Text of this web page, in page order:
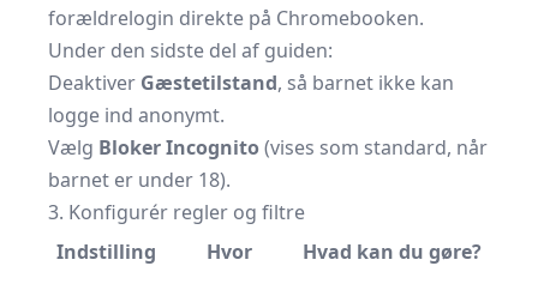
forældrelogin direkte på Chromebooken.
Under den sidste del af guiden:
Deaktiver Gæstetilstand, så barnet ikke kan
logge ind anonymt.
Vælg Bloker Incognito(vises som standard, når
barnet er under 18).
3. Konfigurér regler og filtre
Indstilling
Hvor Hvad kan du gøre?